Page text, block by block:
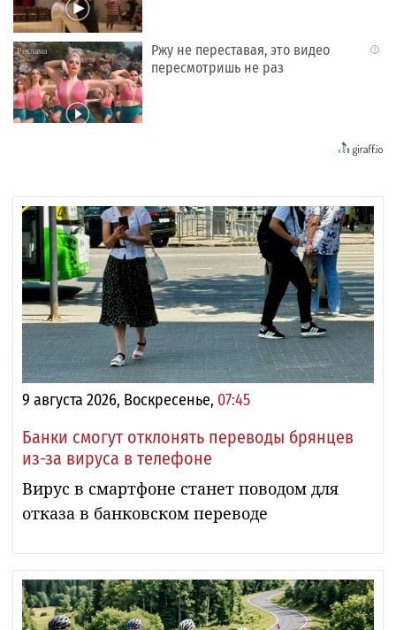
i
Ржу не переставая, это видео
пересмотришь не раз
9 августа 2026, Воскресенье, 07:45
Банки смогут отклонять переводы брянцев
из-за вируса в телефоне
Вирус в смартфоне станет поводом для
отказа в банковском переводе